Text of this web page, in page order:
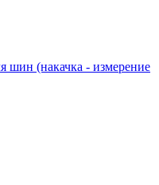
шин (накачка - измерение